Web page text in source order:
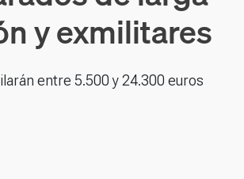
y exmilitares
entre 5.500 y 24.300 euros